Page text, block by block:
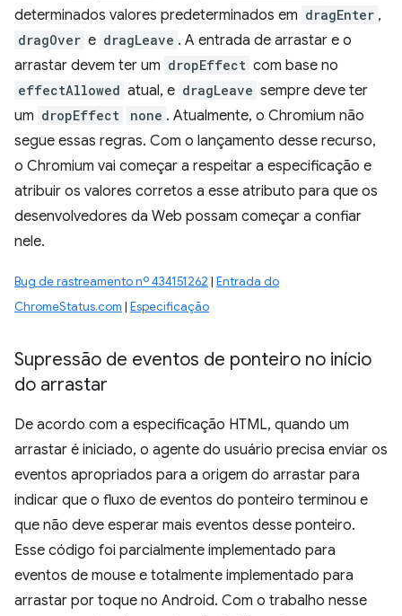
determinados valores predeterminados em dragEnter ,
dragOver e dragLeave . A entrada de arrastar e o
arrastar devem ter um dropEffect com base no
effectAllowed atual, e dragLeave sempre deve ter
um dropEffect none . Atualmente, o Chromium não
segue essas regras. Com o lançamento desse recurso,
o Chromium vai começar a respeitar a especificação e
atribuir os valores corretos a esse atributo para que os
desenvolvedores da Web possam começar a confiar
nele.
Bug de rastreamento nº 434151262 | Entrada do
ChromeStatus.com | Especificação
Supressão de eventos de ponteiro no início
do arrastar
De acordo com a especificação HTML, quando um
arrastar é iniciado, o agente do usuário precisa enviar os
eventos apropriados para a origem do arrastar para
indicar que o fluxo de eventos do ponteiro terminou e
que não deve esperar mais eventos desse ponteiro.
Esse código foi parcialmente implementado para
eventos de mouse e totalmente implementado para
arrastar por toque no Android. Com o trabalho nesse